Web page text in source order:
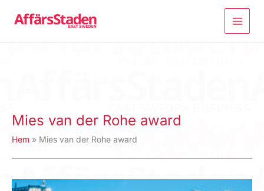
Mies van der Rohe award
Hem Mies van der Rohe award